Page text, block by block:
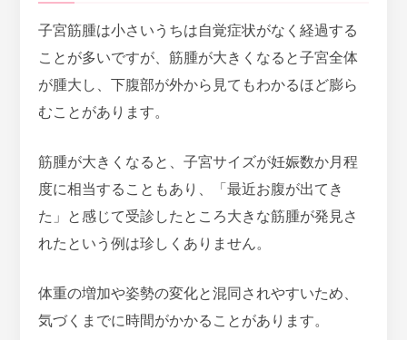
子宮筋腫は小さいうちは自覚症状がなく経過する
ことが多いですが、筋腫が大きくなると子宮全体
が腫大し、下腹部が外から見てもわかるほど膨ら
むこと があります。
筋腫が大きくなると、子宮サイズが妊娠数か月程
度に相当することもあり、「最近お腹が出てき
た」と感じて受診したところ大きな筋腫が発見さ
れたという例は珍しくありません。
体重の増加や姿勢の変化と混同されやすいため、
気づくまでに時間がかかることがあります。